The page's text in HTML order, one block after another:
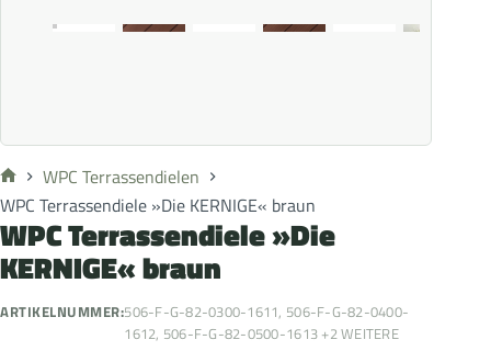
WPC Terrassendielen
WPC Terrassendiele »Die KERNIGE« braun
WPC Terrassendiele »Die
KERNIGE« braun
ARTIKELNUMMER:506-F-G-82-0300-1611, 506-F-G-82-0400-
1612, 506-F-G-82-0500-1613 +2 WEITERE